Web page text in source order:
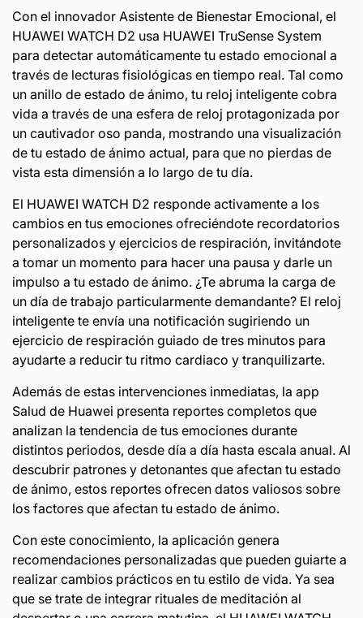
Con el innovador Asistente de Bienestar Emocional, el
HUAWEI WATCH D2 usa HUAWEI TruSense System
para detectar automáticamente tu estado emocional a
través de lecturas fisiológicas en tiempo real. Tal como
un anillo de estado de ánimo, tu reloj inteligente cobra
vida a través de una esfera de reloj protagonizada por
un cautivador oso panda, mostrando una visualización
de tu estado de ánimo actual, para que no pierdas de
vista esta dimensión a lo largo de tu día.
El HUAWEI WATCH D2 responde activamente a los
cambios en tus emociones ofreciéndote recordatorios
personalizados y ejercicios de respiración, invitándote
a tomar un momento para hacer una pausa y darle un
impulso a tu estado de ánimo. ¿Te abruma la carga de
un día de trabajo particularmente demandante? El reloj
inteligente te envía una notificación sugiriendo un
ejercicio de respiración guiado de tres minutos para
ayudarte a reducir tu ritmo cardiaco y tranquilizarte.
Además de estas intervenciones inmediatas, la app
Salud de Huawei presenta reportes completos que
analizan la tendencia de tus emociones durante
distintos periodos, desde día a día hasta escala anual. Al
descubrir patrones y detonantes que afectan tu estado
de ánimo, estos reportes ofrecen datos valiosos sobre
los factores que afectan tu estado de ánimo.
Con este conocimiento, la aplicación genera
recomendaciones personalizadas que pueden guiarte a
realizar cambios prácticos en tu estilo de vida. Ya sea
que se trate de integrar rituales de meditación al